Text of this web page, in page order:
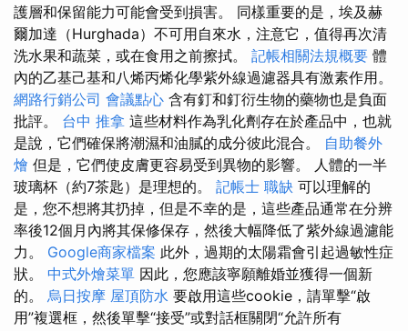
護層和保留能力可能會受到損害。 同樣重要的是，埃及赫
爾加達（Hurghada）不可用自來水，注意它，值得再次清
洗水果和蔬菜，或在食用之前擦拭。 記帳相關法規概要 體
內的乙基己基和八烯丙烯化學紫外線過濾器具有激素作用。
網路行銷公司 會議點心 含有釘和釘衍生物的藥物也是負面
批評。 台中 推拿 這些材料作為乳化劑存在於產品中，也就
是說，它們確保將潮濕和油膩的成分彼此混合。 自助餐外
燴 但是，它們使皮膚更容易受到異物的影響。 人體的一半
玻璃杯（約7茶匙）是理想的。 記帳士 職缺 可以理解的
是，您不想將其扔掉，但是不幸的是，這些產品通常在分辨
率後12個月內將其保修保存，然後大幅降低了紫外線過濾能
力。 Google商家檔案 此外，過期的太陽霜會引起過敏性症
狀。 中式外燴菜單 因此，您應該寧願離婚並獲得一個新
的。 烏日按摩 屋頂防水 要啟用這些cookie，請單擊“啟
用”複選框，然後單擊“接受”或對話框關閉“允許所有